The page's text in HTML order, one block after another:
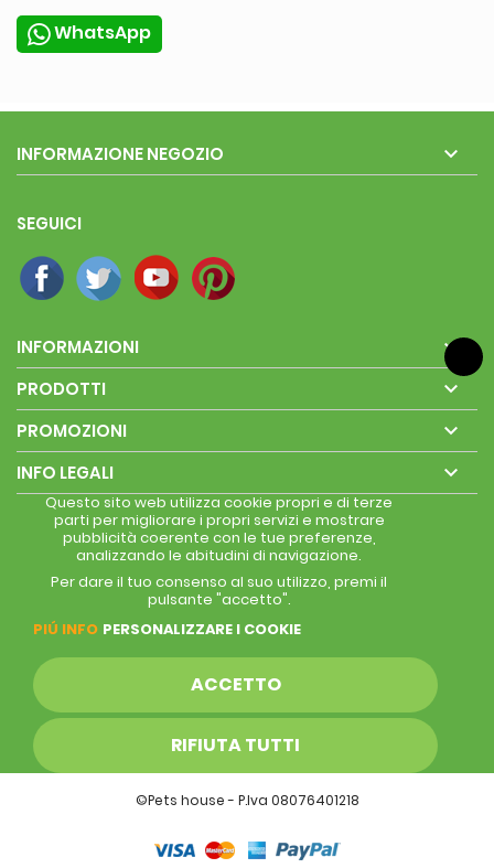
WhatsApp
INFORMAZIONE NEGOZIO 
SEGUICI
INFORMAZIONI 
PRODOTTI 
PROMOZIONI 
INFO LEGALI 
Questo sito web utilizza cookie propri e di terze
parti per migliorare i propri servizi e mostrare
pubblicità coerente con le tue preferenze,
analizzando le abitudini di navigazione.
Per dare il tuo consenso al suo utilizzo, premi il
pulsante "accetto".
PIÚ INFO PERSONALIZZARE I COOKIE
RIFIUTA TUTTI
ACCETTO
©Pets house - P.Iva 08076401218